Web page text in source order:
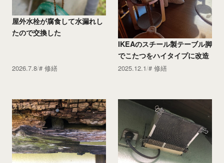
屋外水栓が腐食して水漏れし
たので交換した
2026.7.8 修繕
IKEAのスチール製テーブル脚
でこたつをハイタイプに改造
2025.12.1 修繕